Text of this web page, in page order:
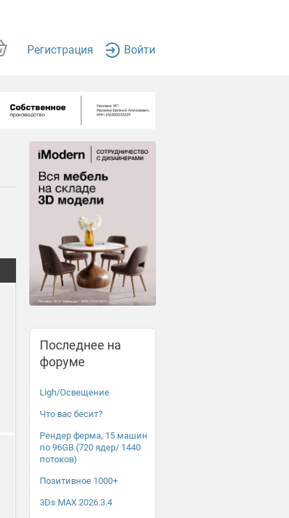
Регистрация Войти
Последнее на
форуме
Ligh/Освещение
Что вас бесит?
Рендер ферма, 15 машин
по 96GB (720 ядер/ 1440
потоков)
Позитивное 1000+
3Ds MAX 2026.3.4